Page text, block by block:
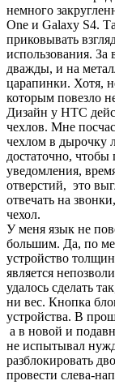
немного
One и Galaxy S4.
приковывать
использования. За
дважды, и на
царапинки. Хотя,
которым повезло
Дизайн у HTC
чехлов. Мне
чехлом в дырочку
достаточно, чтобы
уведомления,
отверстий, это
отвечать на
чехол.
У меня язык не
большим. Да, по
устройство
является
удалось сделать
ни вес. Кнопка
устройства. В
а в новой и
не испытывал
разблокировать
провести слева-